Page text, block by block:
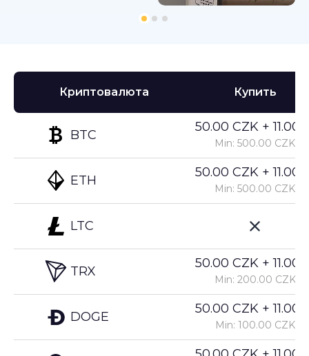
Криптовалюта
BTC
ETH
LTC
TRX
DOGE
Купить
50.00 CZK +
Min: 500.00 CZK
50.00 CZK +
Min: 500.00 CZK
50.00 CZK +
Min: 200.00 CZK
50.00 CZK +
Min: 100.00 CZK